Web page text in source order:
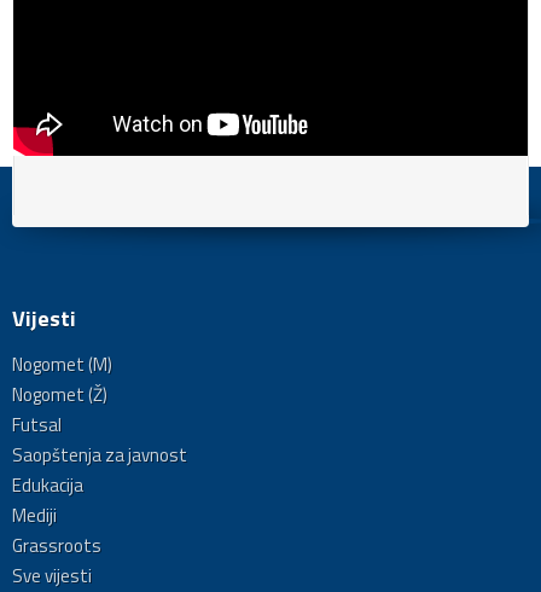
Vijesti
Nogomet (M)
Nogomet (Ž)
Futsal
Saopštenja za javnost
Edukacija
Mediji
Grassroots
Sve vijesti